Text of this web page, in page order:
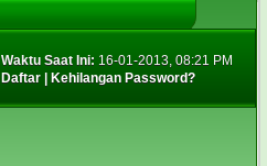
Waktu Saat Ini: 16-01-2013, 08:21 PM
Daftar
Kehilangan Password?